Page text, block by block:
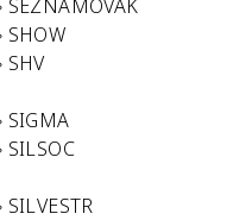
SEZNAMOVÁK
SHOW
SHV
SIGMA
SILSOC
SILVESTR